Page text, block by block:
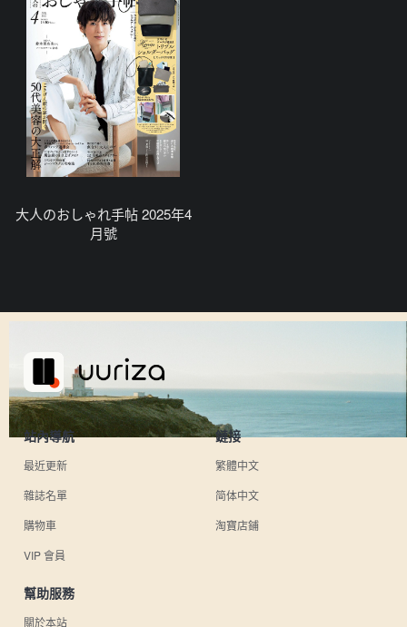
大人のおしゃれ手帖 2025年4
月號
站內導航
最近更新
雜誌名單
購物車
VIP 會員
鏈接
繁體中文
简体中文
淘寶店鋪
幫助服務
關於本站